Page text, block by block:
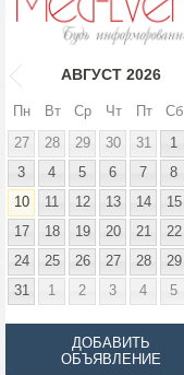
АВГУСТ 2026
Пн Вт Ср Чт Пт Сб
27
28 29 30 31 1
3
4 5 6 7 8
10
11 12 13 14 15
17
18 19 20 21 22
24
25 26 27 28 29
31
1 2 3 4 5
ДОБАВИТЬ
ОБЪЯВЛЕНИЕ